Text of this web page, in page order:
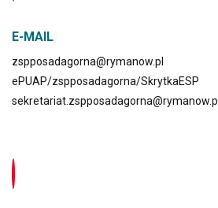
E-MAIL
zspposadagorna@rymanow.pl
ePUAP/zspposadagorna/SkrytkaESP
sekretariat.zspposadagorna@rymanow.pl